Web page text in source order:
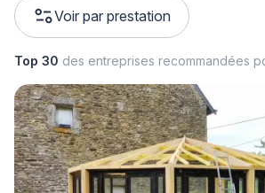
Voir par prestation
Top 30 des entreprises recommandées